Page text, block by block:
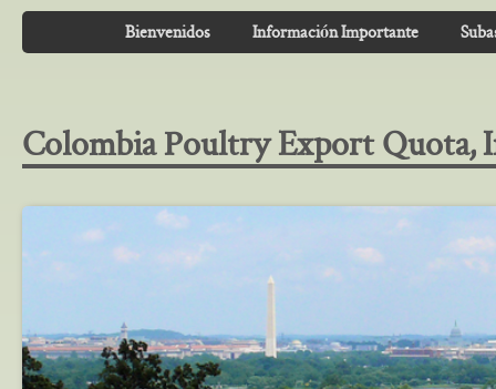
Bienvenidos Información Importante
Colombia Poultry Export Quota,